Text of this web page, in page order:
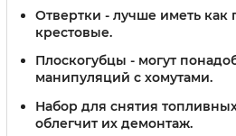
Отвертки - лучше иметь как
крестовые.
Плоскогубцы - могут
манипуляций с хомутами.
Набор для снятия
облегчит их демонтаж.